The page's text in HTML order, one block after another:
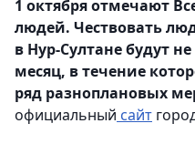
1 октября отмечают
людей. Чествовать
в Нур-Султане будут
месяц, в течение
ряд разноплановых
официальный сайт